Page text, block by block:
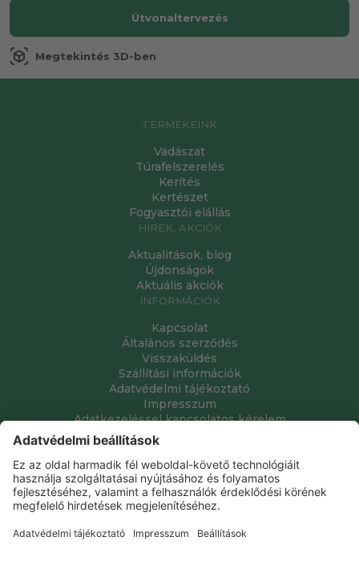
Útvonaltervezés
view_in_ar Megtekintés 3D-ben
TERMÉKEINK
Vadászat
Túrafelszerelés
Kerítés
Kertészet
Fogyasztói elállás
HÍREK, AKCIÓK
Aktualitások, blog
Újdonságok
Aktuális akciók
INFORMÁCIÓK
Kapcsolat
Általános szerződés
Visszaküldés
Szállítási információk
Adatvédelmi tájékoztató
Impresszum
Adatkezeléssel kapcsolatos kérelem